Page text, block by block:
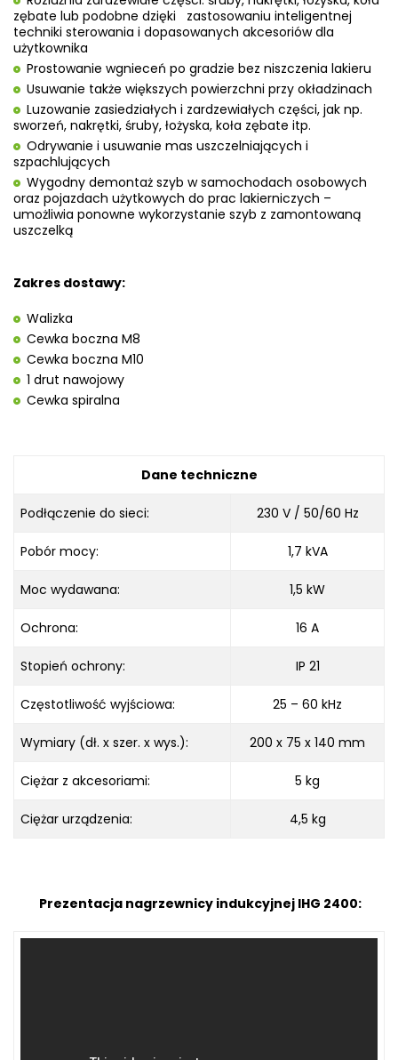
zębate lub podobne dzięki zastosowaniu inteligentnej
techniki sterowania i dopasowanych akcesoriów dla
użytkownika
Prostowanie wgnieceń po gradzie bez niszczenia lakieru
Usuwanie także większych powierzchni przy okładzinach
Luzowanie zasiedziałych i zardzewiałych części, jak np.
sworzeń, nakrętki, śruby, łożyska, koła zębate itp.
Odrywanie i usuwanie mas uszczelniających i
szpachlujących
Wygodny demontaż szyb w samochodach osobowych
oraz pojazdach użytkowych do prac lakierniczych –
umożliwia ponowne wykorzystanie szyb z zamontowaną
uszczelką
Zakres dostawy:
Walizka
Cewka boczna M8
Cewka boczna M10
1 drut nawojowy
Cewka spiralna
Dane techniczne
Podłączenie do sieci: 230 V / 50/60 Hz
Pobór mocy: 1,7 kVA
Moc wydawana: 1,5 kW
Ochrona: 16 A
Stopień ochrony: IP 21
Częstotliwość wyjściowa: 25 – 60 kHz
Wymiary (dł. x szer. x wys.): 200 x 75 x 140 mm
Ciężar z akcesoriami: 5 kg
Ciężar urządzenia: 4,5 kg
Prezentacja nagrzewnicy indukcyjnej IHG 2400: